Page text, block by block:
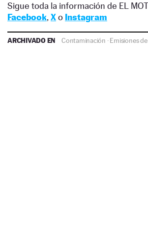
Sigue toda la información de EL
Facebook, Xo Instagram
ARCHIVADO EN Contaminación ·Emisiones